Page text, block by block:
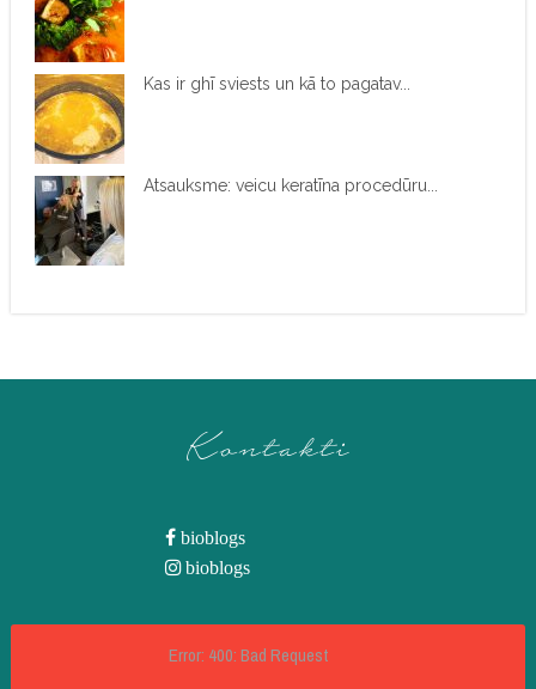
Kas ir ghī sviests un kā to pagatav...
Atsauksme: veicu keratīna procedūru...
Kontakti
bioblogs
bioblogs
Error: 400: Bad Request